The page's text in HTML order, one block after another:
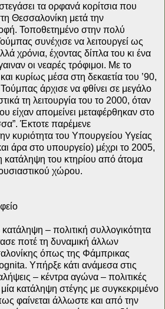
τα ορφανά κορίτσια που
Θεσσαλονίκη μετά την
Τοποθετημένο στην πολύ
συνέχισε να λειτουργεί ως
χρόνια, έχοντας δίπλα του κι ένα
οι νεαρές τρόφιμοι. Με το
κυρίως μέσα στη δεκαετία του ’90,
άρχισε να φθίνει σε μεγάλο
τη λειτουργία του το 2000, όταν
είχαν απομείνει μεταφέρθηκαν στο
Έκτοτε παρέμενε
κυριότητα του Υπουργείου Υγείας
άρα στο υπουργείο) μέχρι το 2005,
κατάληψη του κτηρίου από άτομα
χώρου.
– πολιτική συλλογικότητα
ποτέ τη δυναμική άλλων
όπως της Φάμπρικας
Υπήρξε κάτι ανάμεσα στις
– κέντρα αγώνα – πολιτικές
κατάληψη στέγης με συγκεκριμένο
φαίνεται άλλωστε και από την